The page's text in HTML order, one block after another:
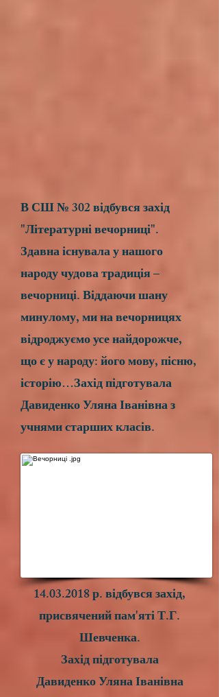
В СШ № 302 відбувся захід
"Літературні вечорниці".
Здавна існувала у нашого
народу чудова традиція –
вечорниці. Віддаючи шану
минулому, ми на вечорницях
відроджуємо усе найдорожче,
що є у народу: його мову, пісню,
історію…Захід підготувала
Давиденко Уляна Іванівна з
учнями старших класів.
14.03.2018р. відбувся захід,
присвячений пам'яті Т.Г.
Шевченка.
Захід підготувала
Давиденко Уляна Іванівна